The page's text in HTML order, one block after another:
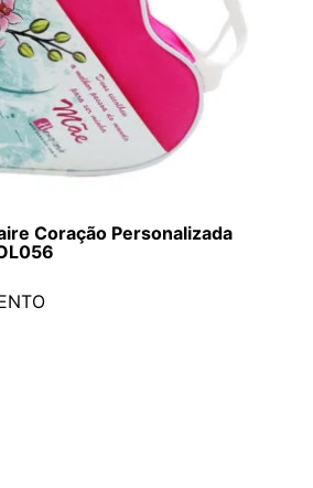
Coração Personalizada